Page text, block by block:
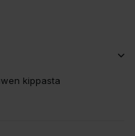
kippasta